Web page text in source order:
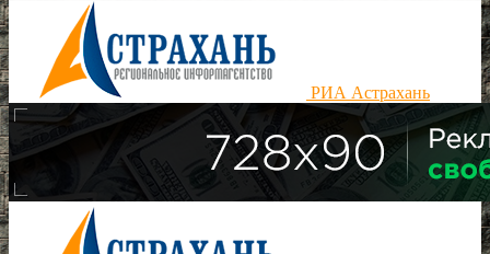
РИА Астрахань